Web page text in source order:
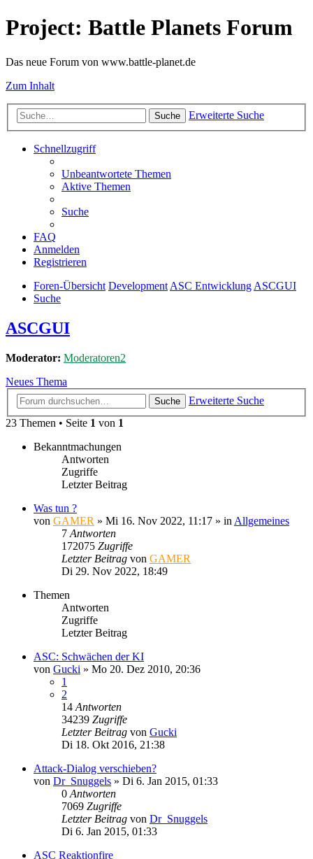
Project: Battle Planets Forum
Das neue Forum von www.battle-planet.de
Zum Inhalt
Suche Erweiterte Suche
Schnellzugriff
Unbeantwortete Themen
Aktive Themen
Suche
FAQ
Anmelden
Registrieren
Foren-Übersicht DevelopmentASC EntwicklungASCGUI
Suche
ASCGUI
Moderator: Moderatoren2
Neues Thema
Suche
Erweiterte Suche
23 Themen • Seite 1 von 1
Bekanntmachungen
Antworten
Zugriffe
Letzter Beitrag
Was tun ?
von GAMER » Mi 16. Nov 2022, 11:17 » in Allgemeines
7 Antworten
172075 Zugriffe
Letzter Beitrag von GAMER
Di 29. Nov 2022, 18:49
Themen
Antworten
Zugriffe
Letzter Beitrag
ASC: Schwächen der KI
von Gucki » Mo 20. Dez 2010, 20:36
1
2
14 Antworten
34239 Zugriffe
Letzter Beitrag von Gucki
Di 18. Okt 2016, 21:38
Attack-Dialog verschieben?
von Dr_Snuggels » Di 6. Jan 2015, 01:33
0 Antworten
7069 Zugriffe
Letzter Beitrag von Dr_Snuggels
Di 6. Jan 2015, 01:33
ASC Reaktionfire